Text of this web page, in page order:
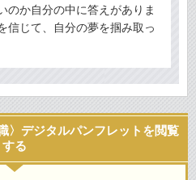
のか自分の中に答えがありま
信じて、自分の夢を掴み取っ
デジタルパンフレットを閲覧
する